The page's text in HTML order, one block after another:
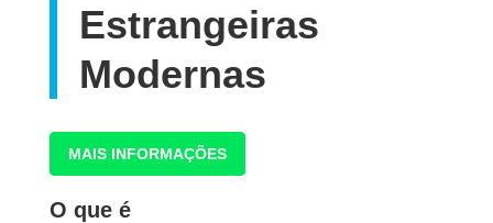
Estrangeiras
Modernas
MAIS INFORMAÇÕES
O que é